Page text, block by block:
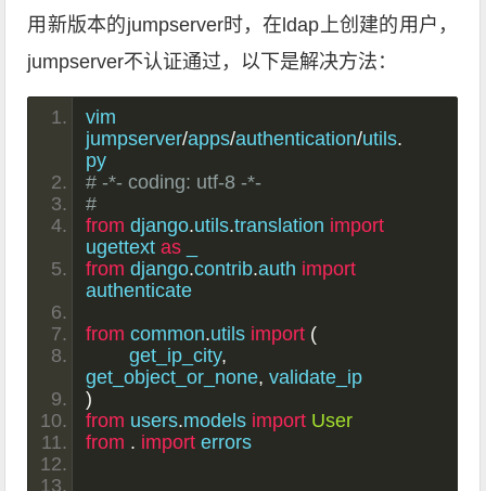
用新版本的jumpserver时，在ldap上创建的用户，
jumpserver不认证通过，以下是解决方法：
vim
jumpserver/apps/authentication/utils.
py
# -*- coding: utf-8 -*-
#
from django.utils.translation import
ugettext as
from django.contrib.auth import
authenticate
from common.utils import (
	get_ip_city
,
get_object_or_none, validate_ip
)
from users.models import User
from . import errors